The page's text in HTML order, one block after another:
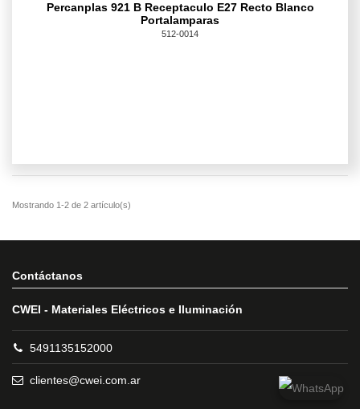
Percanplas 921 B Receptaculo E27 Recto Blanco
Portalamparas
512-0014
Contáctanos
CWEI - Materiales Eléctricos e Iluminación
5491135152000
clientes@cwei.com.ar